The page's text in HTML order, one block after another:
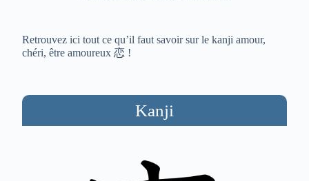
Retrouvez ici tout ce qu’il faut savoir sur le kanji amour,
chéri, être amoureux 恋 !
Kanji